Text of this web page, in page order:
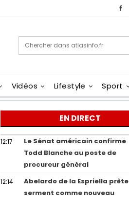
Vidéos Lifestyle Sport
EN DIRECT
12:17
Le Sénat américain confirme
Todd Blanche au poste de
procureur général
12:14
Abelardo de la Espriella prête
serment comme nouveau